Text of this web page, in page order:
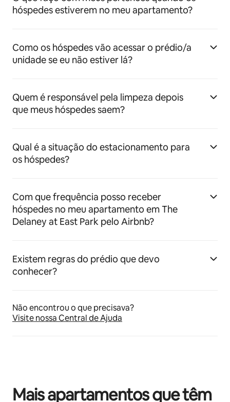
hóspedes estiverem no meu apartamento?
Como os hóspedes vão acessar o prédio/a
unidade se eu não estiver lá?
Quem é responsável pela limpeza depois
que meus hóspedes saem?
Qual é a situação do estacionamento para
os hóspedes?
Com que frequência posso receber
hóspedes no meu apartamento em The
Delaney at East Park pelo Airbnb?
Existem regras do prédio que devo
conhecer?
Não encontrou o que precisava?
Visite nossa Central de Ajuda
Mais apartamentos que têm